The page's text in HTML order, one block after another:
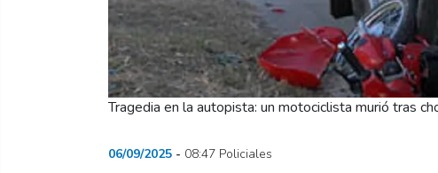
Tragedia en la autopista: un motociclista murió tras
06/09/2025 08:47 Policiales